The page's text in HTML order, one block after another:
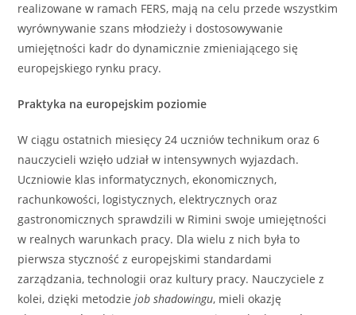
realizowane w ramach FERS, mają na celu przede wszystkim
wyrównywanie szans młodzieży i dostosowywanie
umiejętności kadr do dynamicznie zmieniającego się
europejskiego rynku pracy.
Praktyka na europejskim poziomie
W ciągu ostatnich miesięcy 24 uczniów technikum oraz 6
nauczycieli wzięło udział w intensywnych wyjazdach.
Uczniowie klas informatycznych, ekonomicznych,
rachunkowości, logistycznych, elektrycznych oraz
gastronomicznych sprawdzili w Rimini swoje umiejętności
w realnych warunkach pracy. Dla wielu z nich była to
pierwsza styczność z europejskimi standardami
zarządzania, technologii oraz kultury pracy. Nauczyciele z
kolei, dzięki metodziejob shadowingu, mieli okazję